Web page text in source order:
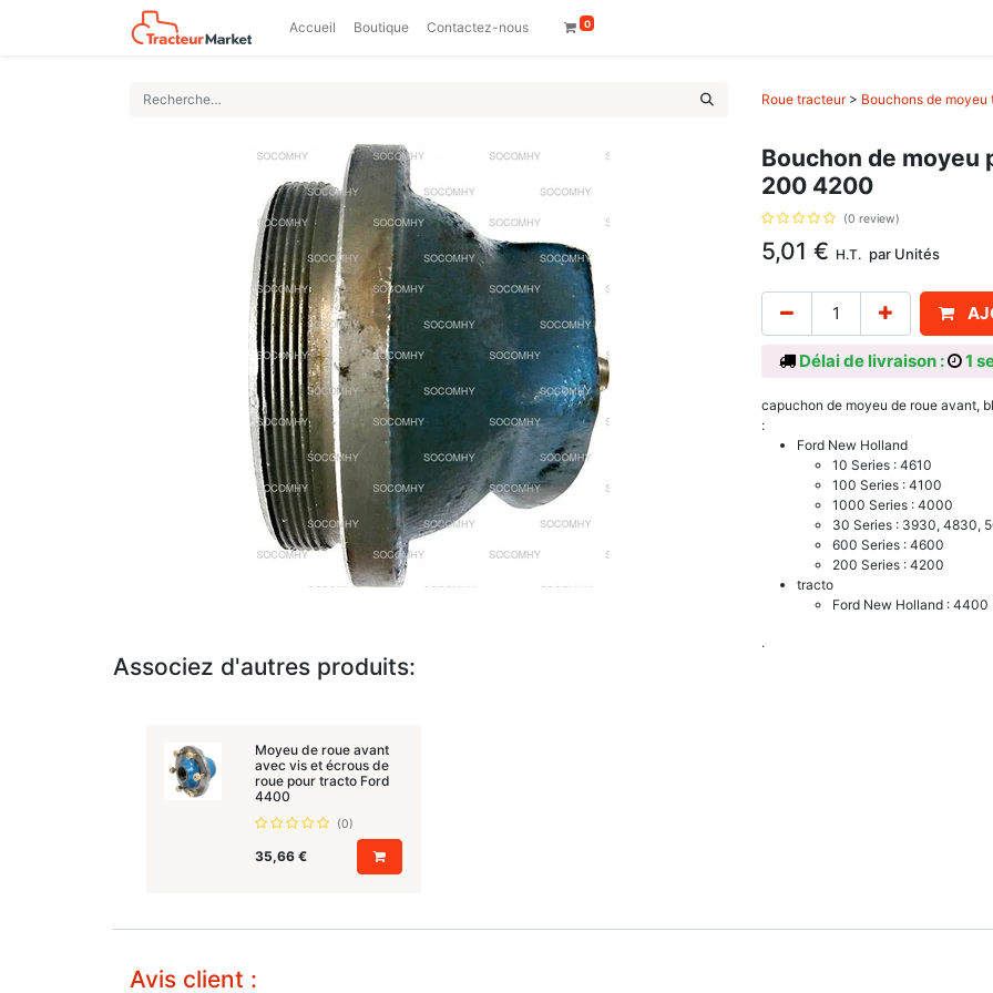
Accueil Boutique Contactez-nous 0
Roue tracteur> Bouchons de moyeu
Bouchon de moyeu
200 4200
(0 review)
5,01 € H.T. par Unités
Délai de livraison : 1
capuchon de moyeu de roue avant,
:
Ford New Holland
10 Series : 4610
100 Series : 4100
1000 Series : 4000
30 Series : 3930, 4830,
600 Series : 4600
200 Series : 4200
tracto
Ford New Holland : 4400
.
Associez d'autres produits:
Moyeu de roue avant
avec vis et écrous de
roue pour tracto Ford
4400
(0)
35,66€
Avis client :